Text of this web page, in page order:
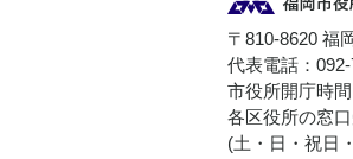
〒810-8620 福
代表電話：
市役所開庁時
各区役所の窓
(土・日・祝日